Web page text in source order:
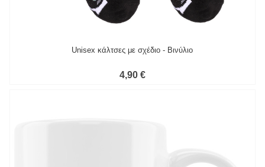
Unisex κάλτσες με σχέδιο - Βινύλιο
4,90 €